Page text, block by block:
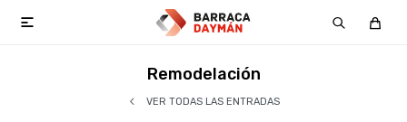

Remodelación
VER TODAS LAS ENTRADAS